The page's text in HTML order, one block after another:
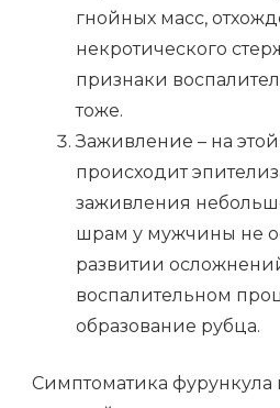
гнойных масс,
некротического
признаки
тоже.
Заживление – на
происходит
заживления
шрам у мужчины не
развитии
воспалительном
образование рубца.
Симптоматика фурункула